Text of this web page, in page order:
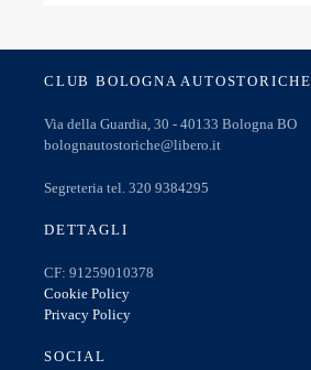
CLUB BOLOGNA AUTOSTORICHE
Via della Guardia, 30 - 40133 Bologna BO
bolognautostoriche@libero.it
Segreteria tel. 320 9384295
DETTAGLI
CF: 91259010378
Cookie Policy
Privacy Policy
SOCIAL